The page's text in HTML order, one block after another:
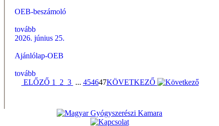
OEB-beszámoló
tovább
2026. június 25.
Ajánlólap-OEB
tovább
ELŐZŐ 1 2 3 ... 454647KÖVETKEZŐ